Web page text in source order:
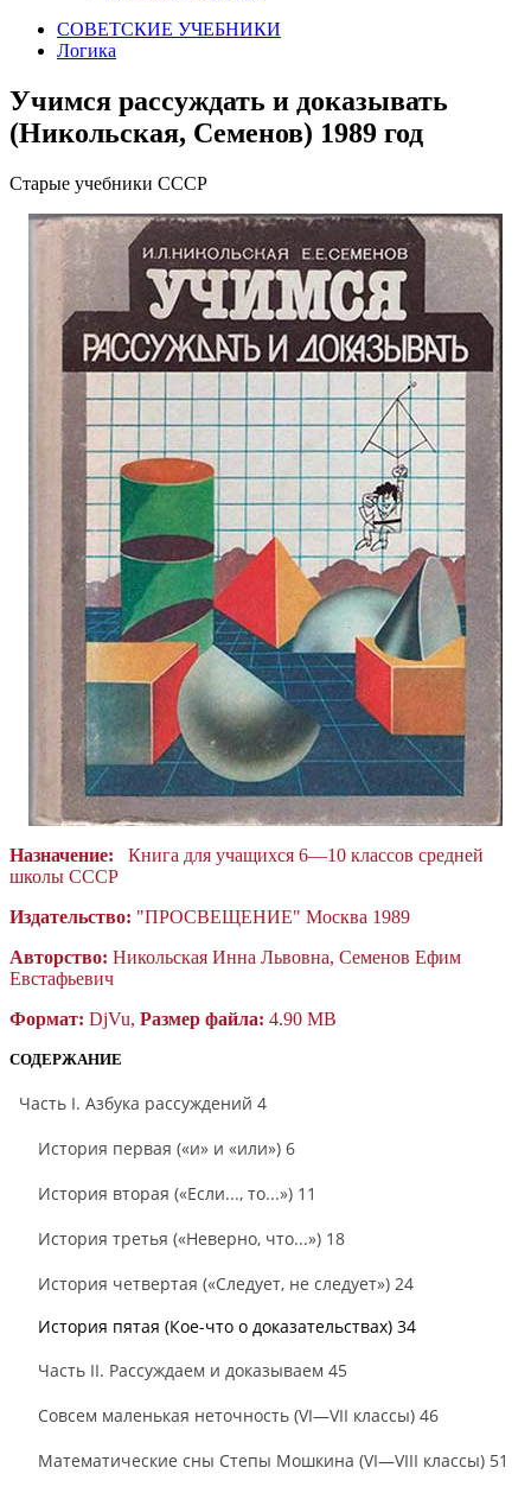
СОВЕТСКИЕ УЧЕБНИКИ
Логика
Учимся рассуждать и доказывать
(Никольская, Семенов) 1989 год
Старые учебники СССР
Назначение: Книга для учащихся 6—10 классов средней
школы СССР
Издательство: "ПРОСВЕЩЕНИЕ" Москва 1989
Авторство: Никольская Инна Львовна, Семенов Ефим
Евстафьевич
Формат: DjVu, Размер файла: 4.90 MB
СОДЕРЖАНИЕ
Часть I. Азбука рассуждений 4
История первая («и» и «или») 6
История вторая («Если..., то...») 11
История третья («Неверно, что...») 18
История четвертая («Следует, не следует») 24
История пятая (Кое-что о доказательствах) 34
Часть II. Рассуждаем и доказываем 45
Совсем маленькая неточность (VI—VII классы) 46
Математические сны Степы Мошкина (VI—VIII классы) 51